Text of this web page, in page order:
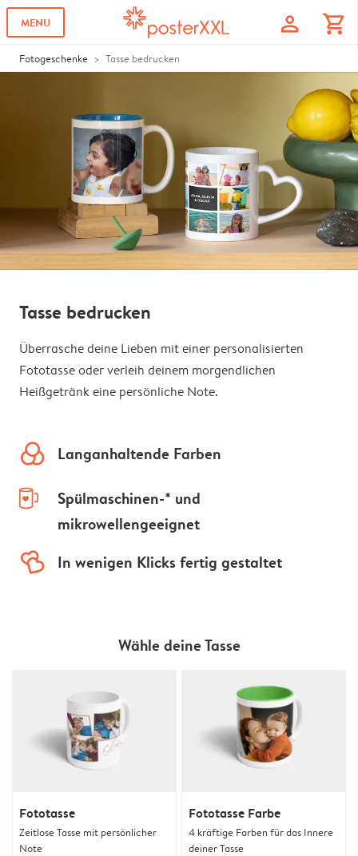
MENU profile shopping_cart
Fotogeschenke Tasse bedrucken
Tasse bedrucken
Überrasche deine Lieben mit einer personalisierten
Fototasse oder verleih deinem morgendlichen
Heißgetränk eine persönliche Note.
colors Langanhaltende Farben
mug-empty
Spülmaschinen-* und
mikrowellengeeignet
hearts In wenigen Klicks fertig gestaltet
Wähle deine Tasse
Fototasse
Zeitlose Tasse mit persönlicher
Note
Fototasse Farbe
4 kräftige Farben für das Innere
deiner Tasse